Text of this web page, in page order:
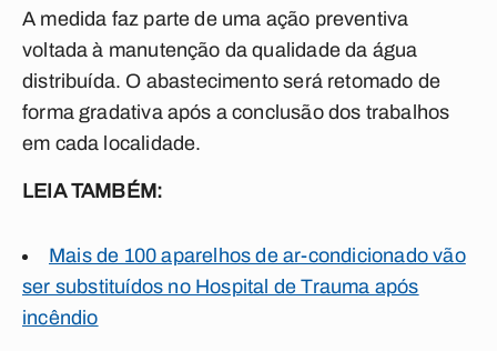
A medida faz parte de uma ação preventiva
voltada à manutenção da qualidade da água
distribuída. O abastecimento será retomado de
forma gradativa após a conclusão dos trabalhos
em cada localidade.
LEIA TAMBÉM:
Mais de 100 aparelhos de ar-condicionado vão
ser substituídos no Hospital de Trauma após
incêndio